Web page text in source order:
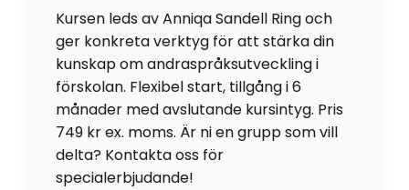
Kursen leds av Anniqa Sandell Ring och
ger konkreta verktyg för att stärka din
kunskap om andraspråksutveckling i
förskolan. Flexibel start, tillgång i 6
månader med avslutande kursintyg. Pris
749 kr ex. moms. Är ni en grupp som vill
delta? Kontakta oss för
specialerbjudande!